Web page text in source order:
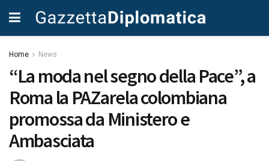
Home News
“La moda nel segno della Pace”, a
Roma la PAZarela colombiana
promossa da Ministero e
Ambasciata